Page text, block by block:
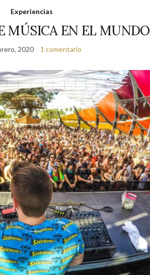
Experiencias
MÚSICA EN EL MUNDO
2020 1 comentario